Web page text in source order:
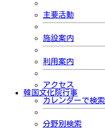
主要活動
施設案内
利用案内
アクセス
韓国文化院行事
カレンダーで検索
分野別検索